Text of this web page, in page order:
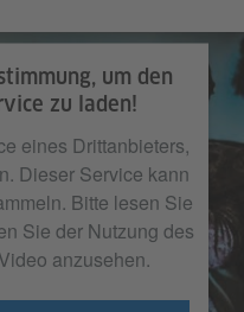
um den
zu laden!
eines Drittanbieters,
Dieser Service kann
Bitte lesen Sie
Sie der Nutzung des
anzusehen.